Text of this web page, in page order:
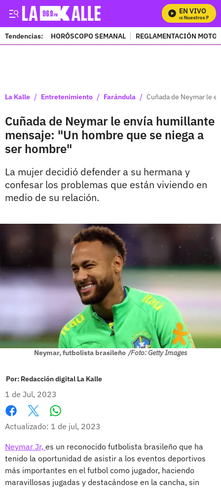
EN VIVO
Mira Todos Nuestros
Tendencias: HORÓSCOPO SEMANAL REGLAMENTACIÓN
La Kalle / Entretenimiento / Farándula / Cuñada de Neymar le
Cuñada de Neymar le envía humillante
mensaje: "Un hombre que se niega a
ser hombre"
La mujer decidió defender a su hermana y
confesar los problemas que están viviendo en
medio de su relación.
Neymar, futbolista brasileño /Foto: Getty Images
Por: Redacción digital La Kalle
1 de Jul, 2023
Facebook
X
Actualizado: 1 de jul, 2023
Neymar Jr, es un reconocido futbolista brasileño que ha
tenido la oportunidad de asistir a los eventos deportivos
más importantes en el futbol como jugador, haciendo
maravillosas jugadas y destacándose en la cancha, sin